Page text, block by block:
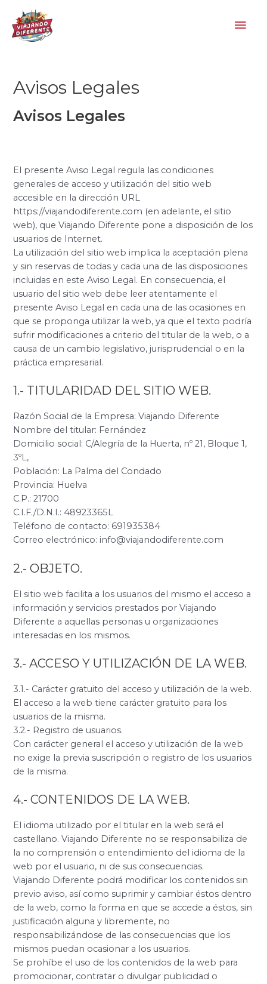
contenido
Avisos Legales
Avisos Legales
El presente Aviso Legal regula las condiciones
generales de acceso y utilización del sitio web
accesible en la dirección URL
https://viajandodiferente.com (en adelante, el sitio
web), que Viajando Diferente pone a disposición de los
usuarios de Internet.
La utilización del sitio web implica la aceptación plena
y sin reservas de todas y cada una de las disposiciones
incluidas en este Aviso Legal. En consecuencia, el
usuario del sitio web debe leer atentamente el
presente Aviso Legal en cada una de las ocasiones en
que se proponga utilizar la web, ya que el texto podría
sufrir modificaciones a criterio del titular de la web, o a
causa de un cambio legislativo, jurisprudencial o en la
práctica empresarial.
1.- TITULARIDAD DEL SITIO WEB.
Razón Social de la Empresa: Viajando Diferente
Nombre del titular: Fernández
Domicilio social: C/Alegría de la Huerta, nº 21, Bloque 1,
3ºL,
Población: La Palma del Condado
Provincia: Huelva
C.P.: 21700
C.I.F./D.N.I.: 48923365L
Teléfono de contacto: 691935384
Correo electrónico: info@viajandodiferente.com
2.- OBJETO.
El sitio web facilita a los usuarios del mismo el acceso a
información y servicios prestados por Viajando
Diferente a aquellas personas u organizaciones
interesadas en los mismos.
3.- ACCESO Y UTILIZACIÓN DE LA WEB.
3.1.- Carácter gratuito del acceso y utilización de la web.
El acceso a la web tiene carácter gratuito para los
usuarios de la misma.
3.2.- Registro de usuarios.
Con carácter general el acceso y utilización de la web
no exige la previa suscripción o registro de los usuarios
de la misma.
4.- CONTENIDOS DE LA WEB.
El idioma utilizado por el titular en la web será el
castellano. Viajando Diferente no se responsabiliza de
la no comprensión o entendimiento del idioma de la
web por el usuario, ni de sus consecuencias.
Viajando Diferente podrá modificar los contenidos sin
previo aviso, así como suprimir y cambiar éstos dentro
de la web, como la forma en que se accede a éstos, sin
justificación alguna y libremente, no
responsabilizándose de las consecuencias que los
mismos puedan ocasionar a los usuarios.
Se prohíbe el uso de los contenidos de la web para
promocionar, contratar o divulgar publicidad o